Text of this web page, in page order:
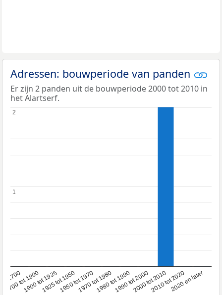
Adressen: bouwperiode van panden
Er zijn 2 panden uit de bouwperiode 2000 tot 2010 in
het Alartserf.
1700
1700 tot 1900
1900 tot 19251925 tot 19501950 tot 19701970 tot 19801980 tot 19901990 tot 20002000 tot 20102010 tot 20202020 en later
1
1
2
2